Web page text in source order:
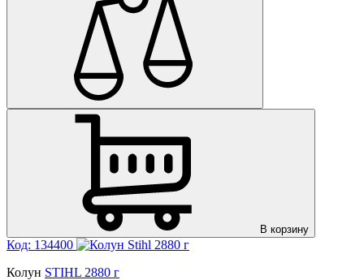
В корзину
Код: 134400
Колун STIHL 2880 г